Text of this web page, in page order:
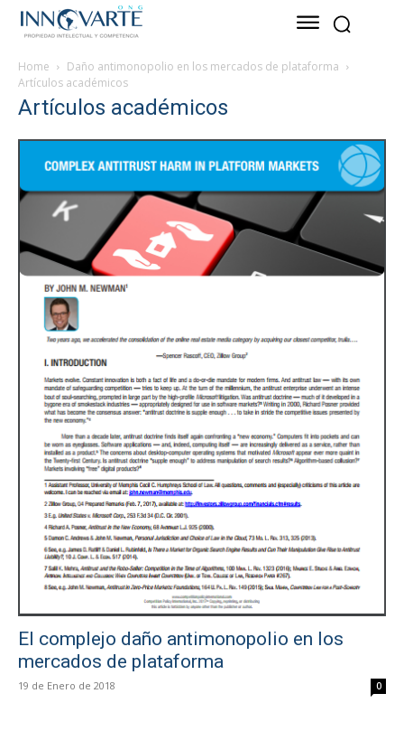
Home
Daño antimonopolio en los mercados de plataforma
Artículos académicos
Artículos académicos
El complejo daño antimonopolio en los
mercados de plataforma
19 de Enero de 2018 0